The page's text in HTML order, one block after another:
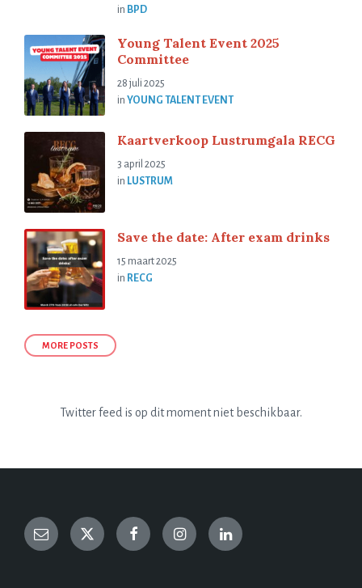
in BPD
Young Talent Event 2025
Committee
28 juli 2025
in YOUNG TALENT EVENT
Kaartverkoop Lustrumgala RECG
3 april 2025
in LUSTRUM
Save the date: After exam drinks
15 maart 2025
in RECG
MORE POSTS
Twitter feed is op dit moment niet beschikbaar.